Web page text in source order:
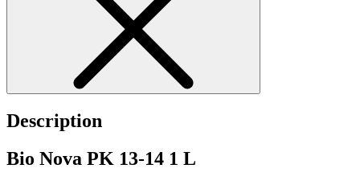
Description
Bio Nova PK 13-14 1 L